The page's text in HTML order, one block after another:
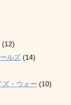
(12)
ルズ (14)
ズ・ウォー (10)